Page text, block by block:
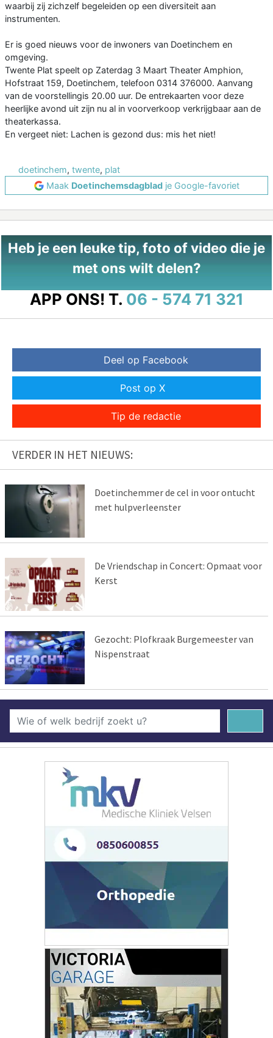
waarbij zij zichzelf begeleiden op een diversiteit aan
instrumenten.
Er is goed nieuws voor de inwoners van Doetinchem en
omgeving.
Twente Plat speelt op Zaterdag 3 Maart Theater Amphion,
Hofstraat 159, Doetinchem, telefoon 0314 376000. Aanvang
van de voorstellingis 20.00 uur. De entrekaarten voor deze
heerlijke avond uit zijn nu al in voorverkoop verkrijgbaar aan de
theaterkassa.
En vergeet niet: Lachen is gezond dus: mis het niet!
doetinchem, twente, plat
Maak Doetinchemsdagbladje Google-favoriet
Heb je een leuke tip, foto of video die je
met ons wilt delen?
APP ONS! T. 06 - 574 71 321
Deel op Facebook
Post op X
Tip de redactie
VERDER IN HET NIEUWS:
Doetinchemmer de cel in voor ontucht
met hulpverleenster
De Vriendschap in Concert: Opmaat voor
Kerst
Gezocht: Plofkraak Burgemeester van
Nispenstraat